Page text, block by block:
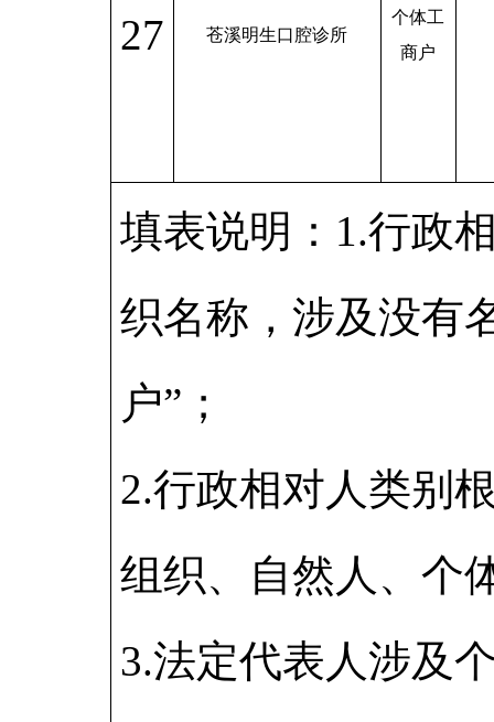
27 苍溪明生口腔诊所
个体工
商户
填表说明：1.行政
织名称，涉及没有
户”；
2.行政相对人类别
组织、自然人、个
3.法定代表人涉及